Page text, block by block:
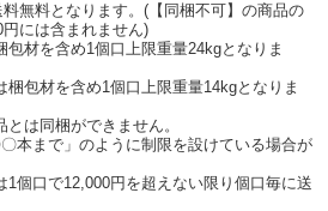
無料となります。(【同梱不可】の商品の
には含まれません)
材を含め1個口上限重量24kgとなりま
包材を含め1個口上限重量14kgとなりま
は同梱ができません。
本まで」のように制限を設けている場合が
1個口で12,000円を超えない限り個口毎に送